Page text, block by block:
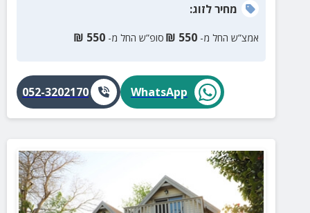
מחירלזוג:
אמצ”ש החל מ- 550
₪ סופ”ש החל מ- 550
₪
WhatsApp
052-3202170